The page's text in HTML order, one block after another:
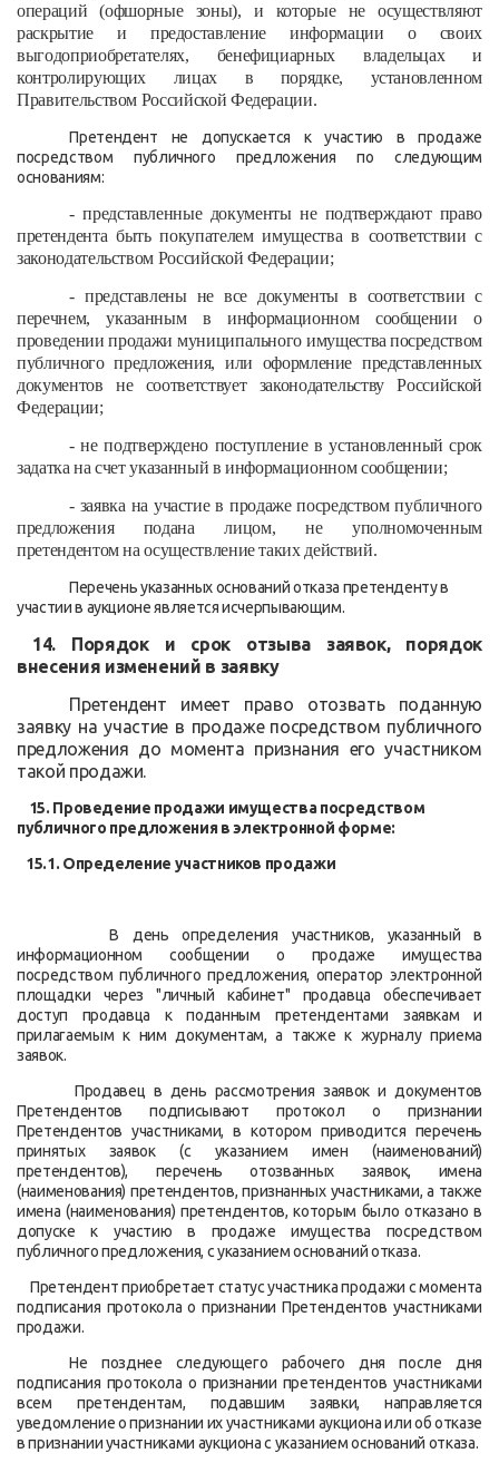
операций (офшорные зоны), и которые не осуществляют
раскрытие и предоставление информации о своих
выгодоприобретателях, бенефициарных владельцах и
контролирующих лицах в порядке, установленном
Правительством Российской Федерации.
Претендент не допускается к участию в продаже
посредством публичного предложения по следующим
основаниям:
- представленные документы не подтверждают право
претендента быть покупателем имущества в соответствии с
законодательством Российской Федерации;
- представлены не все документы в соответствии с
перечнем, указанным в информационном сообщении о
проведении продажи муниципального имущества посредством
публичного предложения, или оформление представленных
документов не соответствует законодательству Российской
Федерации;
- не подтверждено поступление в установленный срок
задатка на счет указанный в информационном сообщении;
- заявка на участие в продаже посредством публичного
предложения подана лицом, не уполномоченным
претендентом на осуществление таких действий.
Перечень указанных оснований отказа претенденту в
участии в аукционе является исчерпывающим.
14. Порядок и срок отзыва заявок, порядок
внесения изменений в заявку
Претендент имеет право отозвать поданную
заявку на участие в продаже посредством публичного
предложения до момента признания его участником
такой продажи.
15. Проведение продажи имущества посредством
публичного предложения в электронной форме:
15.1. Определение участников продажи
В день определения участников, указанный в
информационном сообщении о продаже имущества
посредством публичного предложения, оператор электронной
площадки через "личный кабинет" продавца обеспечивает
доступ продавца к поданным претендентами заявкам и
прилагаемым к ним документам, а также к журналу приема
заявок.
Продавец в день рассмотрения заявок и документов
Претендентов подписывают протокол о признании
Претендентов участниками, в котором приводится перечень
принятых заявок (с указанием имен (наименований)
претендентов), перечень отозванных заявок, имена
(наименования) претендентов, признанных участниками, а также
имена (наименования) претендентов, которым было отказано в
допуске к участию в продаже имущества посредством
публичного предложения, с указанием оснований отказа.
Претендент приобретает статус участника продажи с момента
подписания протокола о признании Претендентов участниками
продажи.
Не позднее следующего рабочего дня после дня
подписания протокола о признании претендентов участниками
всем претендентам, подавшим заявки, направляется
уведомление о признании их участниками аукциона или об отказе
в признании участниками аукциона с указанием оснований отказа.